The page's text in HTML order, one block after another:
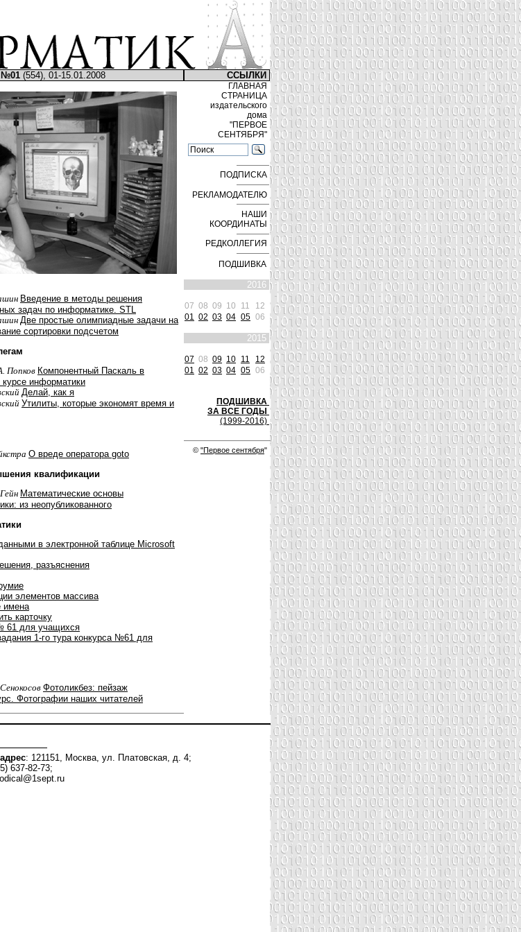
№01(554), 01-15.01.2008 ССЫЛКИ
Введение в методы решения
задач по информатике. STL
Две простые олимпиадные задачи на
сортировки подсчетом
Попков Компонентный Паскаль в
информатики
Делай, как я
Утилиты, которые экономят время и
О вреде оператора goto
квалификации
Математические основы
из неопубликованного
в электронной таблице Microsoft
разъяснения
элементов массива
имена
карточку
61 для учащихся
1-го тура конкурса №61 для
Фотоликбез: пейзаж
Фотографии наших читателей
ГЛАВНАЯ
СТРАНИЦА
издательского
дома
"ПЕРВОЕ
СЕНТЯБРЯ"
ПОДПИСКА
РЕКЛАМОДАТЕЛЮ
НАШИ
КООРДИНАТЫ
РЕДКОЛЛЕГИЯ
ПОДШИВКА
2016
07 08 09 10 11
12
01
02 03 04 05 06
2015
07 08 09 10 11
12
01
02 03 04 05 06
ПОДШИВКА
ЗА ВСЕ ГОДЫ
(1999-2016)
© "Первое сентября"
: 121151, Москва, ул. Платовская, д. 4;
637-82-73;